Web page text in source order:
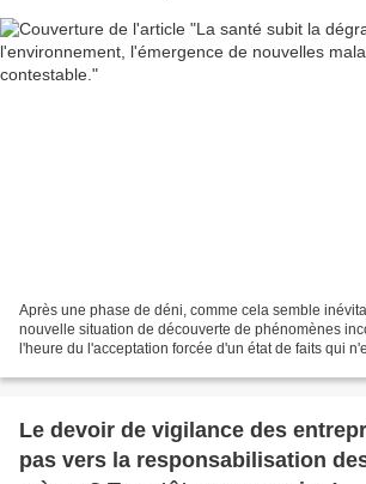
Après une phase de déni, comme cela semble
nouvelle situation de découverte de phénomènes
l'heure du l'acceptation forcée d'un état de faits qui
Le devoir de vigilance des
pas vers la responsabilisation